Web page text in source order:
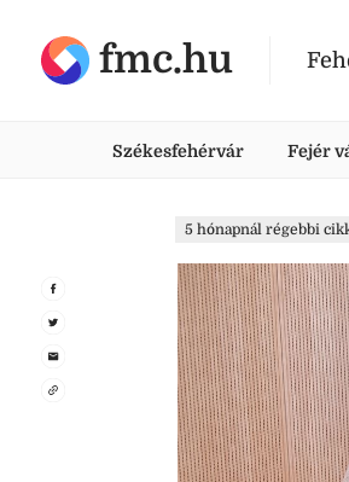
fmc.hu
Székesfehérvár Fejér
5 hónapnál régebbi